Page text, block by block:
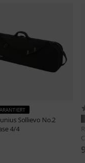
Sollievo No.2
4/4